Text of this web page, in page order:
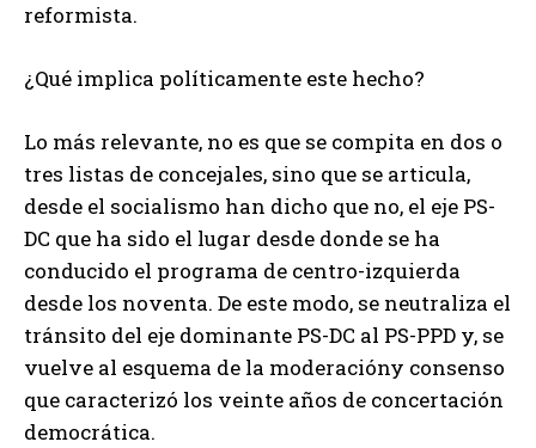
reformista.
¿Qué implica políticamente este hecho?
Lo más relevante, no es que se compita en dos o
tres listas de concejales, sino que se articula,
desde el socialismo han dicho que no, el eje PS-
DC que ha sido el lugar desde donde se ha
conducido el programa de centro-izquierda
desde los noventa. De este modo, se neutraliza el
tránsito del eje dominante PS-DC al PS-PPD y, se
vuelve al esquema de la moderacióny consenso
que caracterizó los veinte años de concertación
democrática.